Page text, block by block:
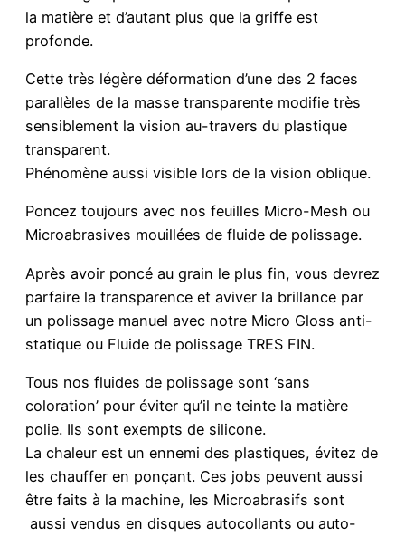
la matière et d’autant plus que la griffe est
profonde.
Cette très légère déformation d’une des 2 faces
parallèles de la masse transparente modifie très
sensiblement la vision au-travers du plastique
transparent.
Phénomène aussi visible lors de la vision oblique.
Poncez toujours avec nos feuilles Micro-Mesh ou
Microabrasives mouillées de fluide de polissage.
Après avoir poncé au grain le plus fin, vous devrez
parfaire la transparence et aviver la brillance par
un polissage manuel avec notre Micro Gloss anti-
statique ou Fluide de polissage TRES FIN.
Tous nos fluides de polissage sont ‘sans
coloration’ pour éviter qu’il ne teinte la matière
polie. Ils sont exempts de silicone.
La chaleur est un ennemi des plastiques, évitez de
les chauffer en ponçant. Ces jobs peuvent aussi
être faits à la machine, les Microabrasifs sont
aussi vendus en disques autocollants ou auto-